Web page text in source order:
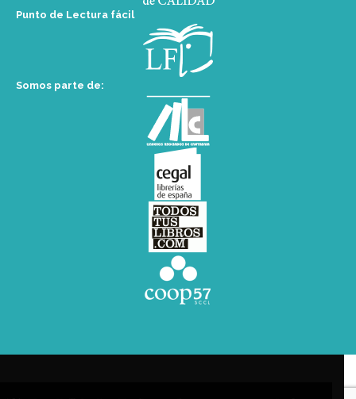
Punto de Lectura fácil
Somos parte de: